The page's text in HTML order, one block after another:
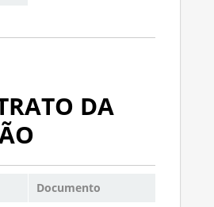
DA
Documento